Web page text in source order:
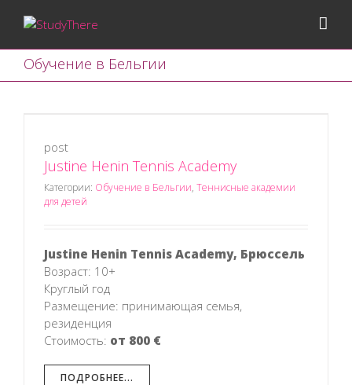
Обучение в Бельгии
post
Justine Henin Tennis Academy
Категории: Обучение в Бельгии, Теннисные академии
для детей
Justine Henin Tennis Academy, Брюссель
Возраст: 10+
Круглый год
Размещение: принимающая семья,
резиденция
Стоимость: от 800 €
ПОДРОБНЕЕ...